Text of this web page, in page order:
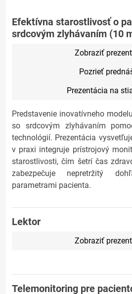
Efektívna starostlivosť o
srdcovým zlyhávaním (10
Zobraziť
Pozrieť
Prezentácia na
Predstavenie inovatívneho
so srdcovým zlyhávaním
technológií. Prezentácia
v praxi integruje prístrojový
starostlivosti, čím šetrí čas
zabezpečuje nepretržitý
parametrami pacienta.
Lektor
Zobraziť
Telemonitoring pre